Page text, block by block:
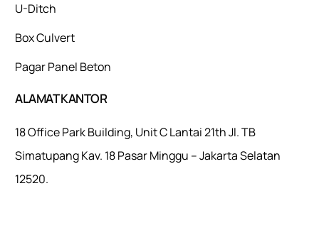
U-Ditch
Box Culvert
Pagar Panel Beton
ALAMAT KANTOR
18 Office Park Building, Unit C Lantai 21th Jl. TB
Simatupang Kav. 18 Pasar Minggu – Jakarta Selatan
12520.